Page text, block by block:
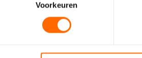
Voorkeuren
Wij zijn Skodora. Een
Grou. Combineer dat met de wil